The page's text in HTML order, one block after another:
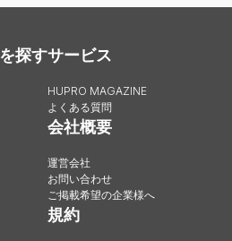
探すサービス
HUPRO MAGAZINE
よくある質問
会社概要
運営会社
お問い合わせ
ご掲載希望の企業様へ
規約